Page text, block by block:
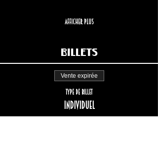
Afficher plus
Billets
Vente expirée
Type de billet
Individuel